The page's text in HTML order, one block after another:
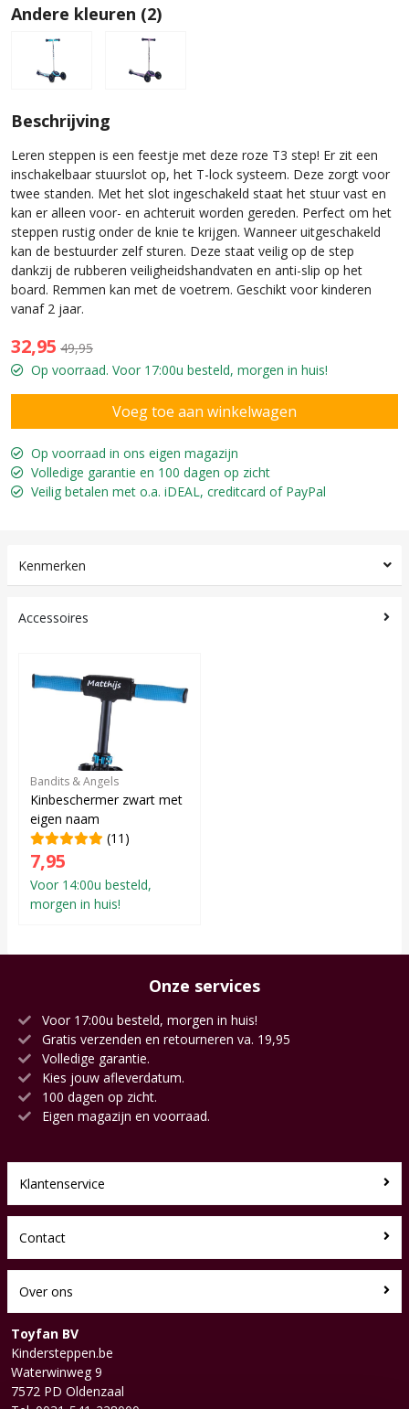
Andere kleuren (2)
Beschrijving
Leren steppen is een feestje met deze roze T3 step! Er zit een
inschakelbaar stuurslot op, het T-lock systeem. Deze zorgt voor
twee standen. Met het slot ingeschakeld staat het stuur vast en
kan er alleen voor- en achteruit worden gereden. Perfect om het
steppen rustig onder de knie te krijgen. Wanneer uitgeschakeld
kan de bestuurder zelf sturen. Deze staat veilig op de step
dankzij de rubberen veiligheidshandvaten en anti-slip op het
board. Remmen kan met de voetrem. Geschikt voor kinderen
vanaf 2 jaar.
32,95 49,95
Op voorraad. Voor 17:00u besteld, morgen in huis!
Op voorraad in ons eigen magazijn
Volledige garantie en 100 dagen op zicht
Veilig betalen met o.a. iDEAL, creditcard of PayPal
Kenmerken
Accessoires
Bandits & Angels
Kinbeschermer zwart met
eigen naam
(11)
7,95
Voor 14:00u besteld,
morgen in huis!
Onze services
Voor 17:00u besteld, morgen in huis!
Gratis verzenden en retourneren va. 19,95
Volledige garantie.
Kies jouw afleverdatum.
100 dagen op zicht.
Eigen magazijn en voorraad.
Klantenservice
Contact
Over ons
Toyfan BV
Kindersteppen.be
Waterwinweg 9
7572 PD Oldenzaal